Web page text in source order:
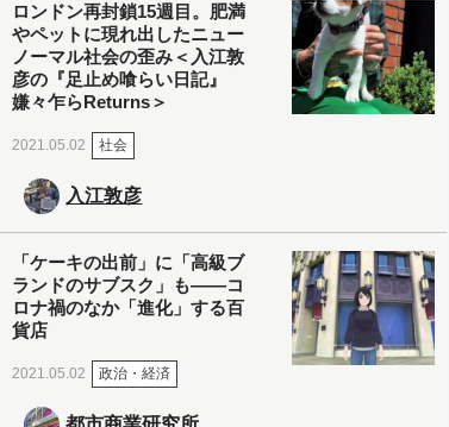
ロンドン再封鎖15週目。肥満
やペットに現れ出したニュー
ノーマル社会の歪み＜入江敦
彦の『足止め喰らい日記』
嫌々乍らReturns＞
2021.05.02 社会
入江敦彦
「ケーキの出前」に「高級ブ
ランドのサブスク」も――コ
ロナ禍のなか「進化」する百
貨店
2021.05.02 政治・経済